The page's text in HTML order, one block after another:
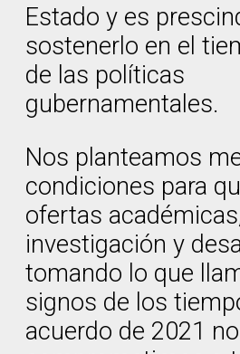
Estado y es
sostenerlo en el
de las políticas
gubernamentales.
Nos planteamos
condiciones para
ofertas
investigación y
tomando lo que
signos de los
acuerdo de 2021